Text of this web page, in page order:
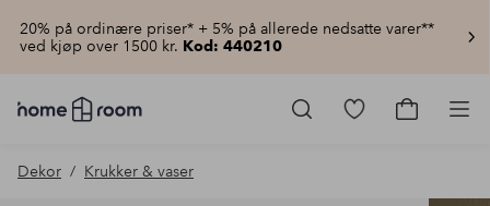
20% på ordinære priser* + 5% på allerede nedsatte varer**
ved kjøp over 1500 kr. Kod: 440210
Homeroom
–
hjemmet
Gå
Gå
Dekor Krukker & vaser